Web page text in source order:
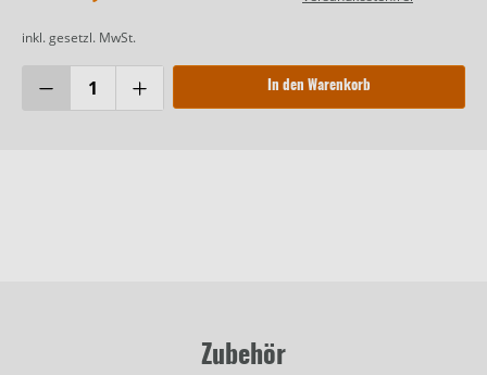
inkl. gesetzl. MwSt.
In den Warenkorb
Zubehör